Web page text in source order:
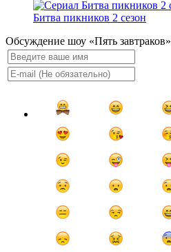
Битва пикников 2 сезон
Обсуждение шоу «Пять завтраков»